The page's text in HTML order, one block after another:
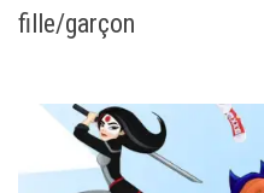
fille/garçon